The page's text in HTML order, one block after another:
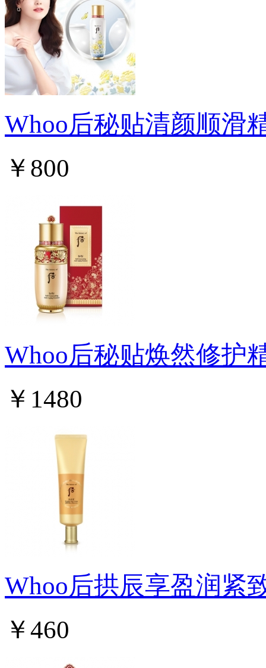
Whoo后秘贴清颜顺滑
￥800
Whoo后秘贴焕然修护
￥1480
Whoo后拱辰享盈润紧
￥460